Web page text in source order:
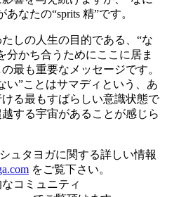
なたの“sprits 精”です。
しの人生の目的である、“な
分かち合うためにここに居ま
最も重要なメッセージです。
い”ことはサマディという、あ
る最もすばらしい意識状態で
する宇宙があることが感じら
ュタヨガに関する詳しい情報
をご覧下さい。
コミュニティ